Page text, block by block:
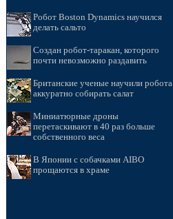
Робот Boston Dynamics научился
делать сальто
Создан робот-таракан, которого
почти невозможно раздавить
Британские ученые научили робота
аккуратно собирать салат
Миниатюрные дроны
перетаскивают в 40 раз больше
собственного веса
В Японии с собачками AIBO
прощаются в храме